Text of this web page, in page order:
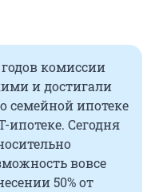
комиссии
и достигали
семейной ипотеке
Сегодня
вовсе
50% от